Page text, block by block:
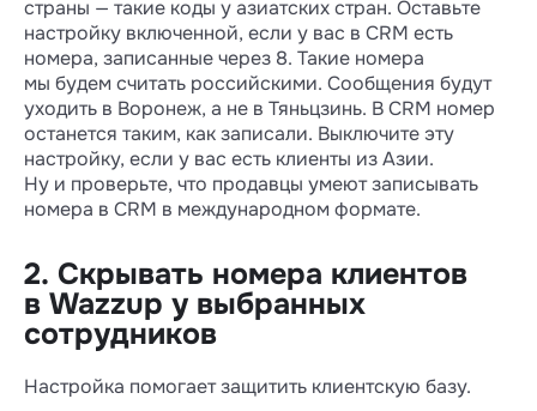
Приоритетный канал
страны — такие коды у азиатских стран. Оставьте
настройку включенной, если у вас в CRM есть
номера, записанные через 8. Такие номера
мы будем считать российскими. Сообщения будут
уходить в Воронеж, а не в Тяньцзинь. В CRM номер
останется таким, как записали. Выключите эту
настройку, если у вас есть клиенты из Азии.
Ну и проверьте, что продавцы умеют записывать
номера в CRM в международном формате.
2. Скрывать номера клиентов
в Wazzup у выбранных
сотрудников
Настройка помогает защитить клиентскую базу.